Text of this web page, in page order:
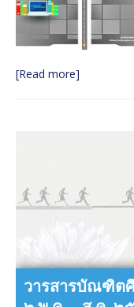
[Read more]
วารสารบัณฑิต